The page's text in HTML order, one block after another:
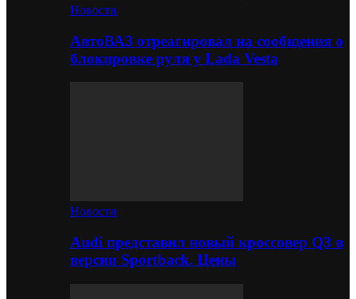
Новости
АвтоВАЗ отреагировал на сообщения о
блокировке руля у Lada Vesta
Новости
Audi представил новый кроссовер Q3 в
версии Sportback. Цены